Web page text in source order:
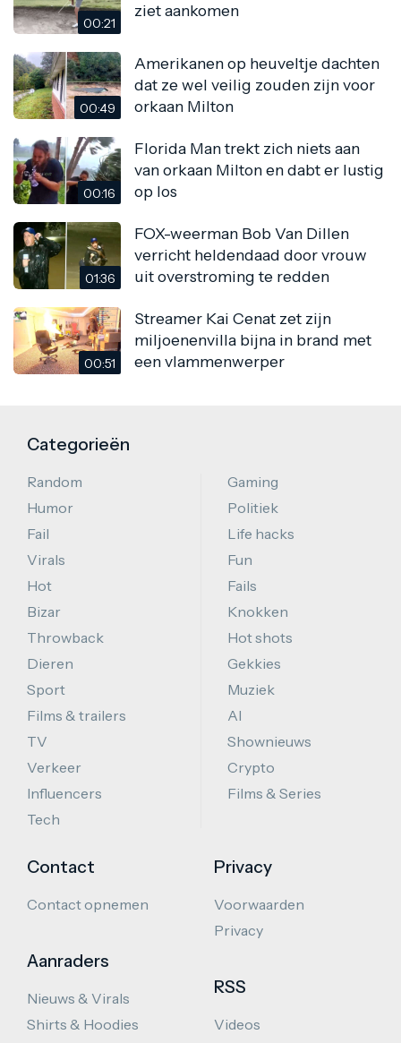
00:21
ziet aankomen
00:49
Amerikanen op heuveltje dachten
dat ze wel veilig zouden zijn voor
orkaan Milton
00:16
Florida Man trekt zich niets aan
van orkaan Milton en dabt er lustig
op los
01:36
FOX-weerman Bob Van Dillen
verricht heldendaad door vrouw
uit overstroming te redden
00:51
Streamer Kai Cenat zet zijn
miljoenenvilla bijna in brand met
een vlammenwerper
Categorieën
Random
Humor
Fail
Virals
Hot
Bizar
Throwback
Dieren
Sport
Films & trailers
TV
Verkeer
Influencers
Tech
Gaming
Politiek
Life hacks
Fun
Fails
Knokken
Hot shots
Gekkies
Muziek
AI
Shownieuws
Crypto
Films & Series
Contact
Contact opnemen
Aanraders
Nieuws & Virals
Shirts & Hoodies
Privacy
Voorwaarden
Privacy
RSS
Videos